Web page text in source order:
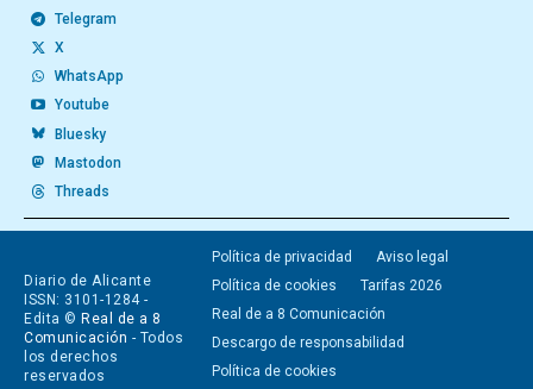
Telegram
X
WhatsApp
Youtube
Bluesky
Mastodon
Threads
Diario de Alicante
ISSN: 3101-1284 -
Edita © Real de a 8
Comunicación - Todos
los derechos
reservados
Política de privacidad
Aviso legal
Política de cookies
Tarifas 2026
Real de a 8 Comunicación
Descargo de responsabilidad
Política de cookies